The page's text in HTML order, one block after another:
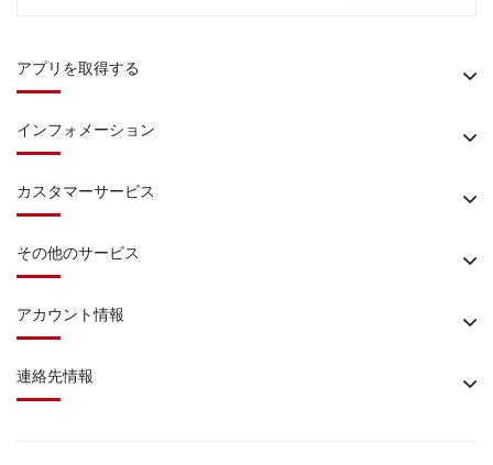
アプリを取得する
インフォメーション
カスタマーサービス
その他のサービス
アカウント情報
連絡先情報